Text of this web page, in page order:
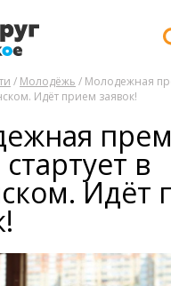
/ Молодёжь / Молодежная
Идёт прием заявок!
в
Идёт